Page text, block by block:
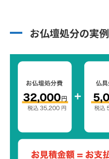
お仏壇処分の実例